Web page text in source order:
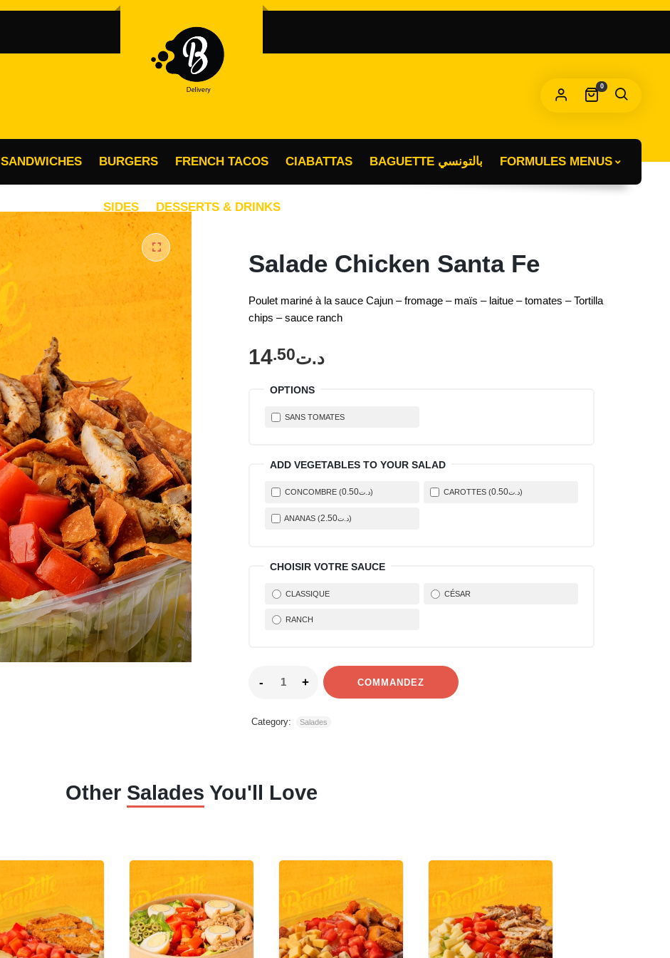
0
OBLIGATOIRE
politique de confidentialité.
SANDWICHES BURGERS FRENCH TACOS CIABATTAS BAGUETTE بالتونسي FORMULES MENUS
SIDES DESSERTS & DRINKS
🔍 Salade Chicken Santa Fe
Poulet mariné à la sauce Cajun – fromage – maïs – laitue – tomates – Tortilla
chips – sauce ranch
د.ت 14.50
OPTIONS
SANS TOMATES
ADD VEGETABLES TO YOUR SALAD
CONCOMBRE ( د.ت 0.50 ) CAROTTES ( د.ت 0.50 )
ANANAS ( د.ت 2.50 )
CHOISIR VOTRE SAUCE
CLASSIQUE CÉSAR
RANCH
COMMANDEZ
Category: Salades
Other Salades You'll Love